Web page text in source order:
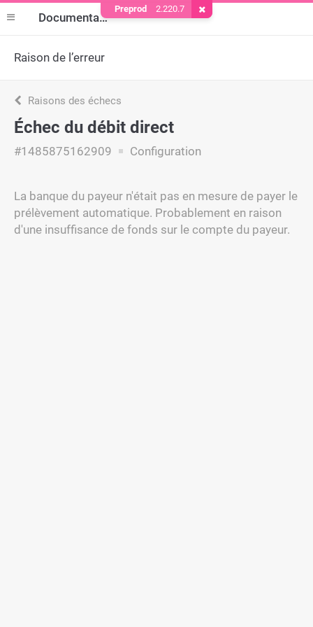
Documentation
Raison de l’erreur
Raisons des échecs
Échec du débit direct
#1485875162909 Configuration
La banque du payeur n'était pas en mesure de payer le
prélèvement automatique. Probablement en raison
d'une insuffisance de fonds sur le compte du payeur.
Preprod 2.220.7 Supprimer le cookie